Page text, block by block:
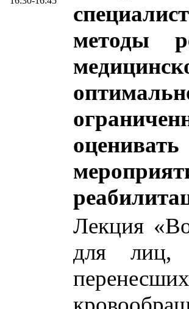
методы
Лекция
для лиц,